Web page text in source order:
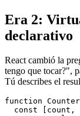
Era 2:
declarativo
React cambió la
tengo que tocar?",
Tú describes el
function Counter
const [count,